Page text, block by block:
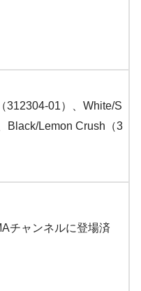
312304-01）、White/S
Black/Lemon Crush（3
チャンネルに登場済